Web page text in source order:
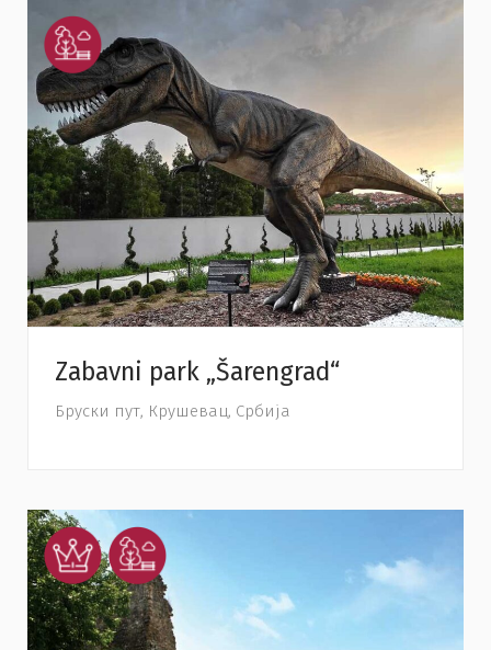
Zabavni park „Šarengrad“
Бруски пут, Крушевац, Србија